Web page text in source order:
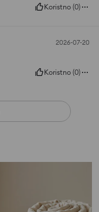
Koristno (0)
2026-07-20
Koristno (0)